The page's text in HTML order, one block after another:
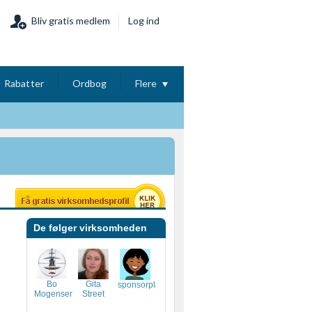
Bliv gratis medlem Log ind
Rabatter Ordbog Flere
De følger virksomheden
Bo
Mogensen
Gita
Street
sponsorplay